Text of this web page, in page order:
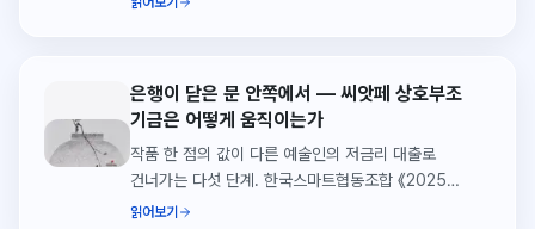
은행이 닫은 문 안쪽에서 — 씨앗페 상호부조
기금은 어떻게 움직이는가
작품 한 점의 값이 다른 예술인의 저금리 대출로
건너가는 다섯 단계. 한국스마트협동조합 《2025
예술인 금융 재난 보고서》의 데이터와 함께, 씨앗페가
읽어보기